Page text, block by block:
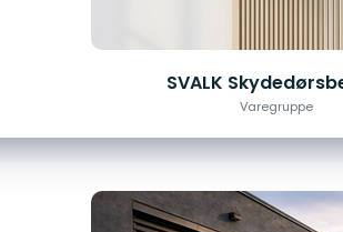
SVALK
Varegruppe